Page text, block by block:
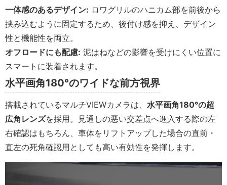
一体感のあるデザイン: ロワグリルのハニカム部を前後から
挟み込むように固定するため、後付け感を抑え、デザイン
性と機能性を両立。
オフロードにも配慮: 泥はねなどの影響を受けにくい位置に
スマートに装着されます。
水平画角180°のワイドな前方視界
搭載されているマルチVIEWカメラは、 水平画角180°の超
広角レンズを採用。見通しの悪い交差点へ進入する際の左
右確認はもちろん、車体をリフトアップした場合の直前・
直左の死角確認用としても高い有効性を発揮します。